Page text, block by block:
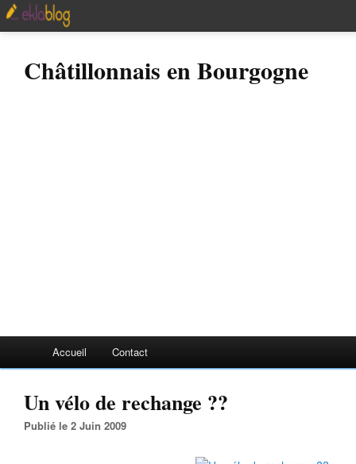
Châtillonnais en Bourgogne
Accueil Contact
Un vélo de rechange ??
Publié le 2 Juin 2009